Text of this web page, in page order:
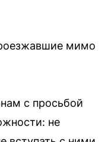
мимо
с просьбой
не